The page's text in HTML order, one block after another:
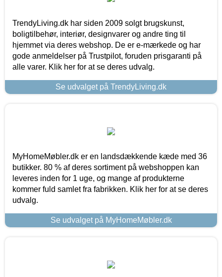
TrendyLiving.dk har siden 2009 solgt brugskunst,
boligtilbehør, interiør, designvarer og andre ting til
hjemmet via deres webshop. De er e-mærkede og har
gode anmeldelser på Trustpilot, foruden prisgaranti på
alle varer. Klik her for at se deres udvalg.
Se udvalget på TrendyLiving.dk
MyHomeMøbler.dk er en landsdækkende kæde med 36
butikker. 80 % af deres sortiment på webshoppen kan
leveres inden for 1 uge, og mange af produkterne
kommer fuld samlet fra fabrikken. Klik her for at se deres
udvalg.
Se udvalget på MyHomeMøbler.dk